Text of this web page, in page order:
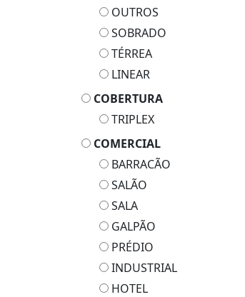
OUTROS
SOBRADO
TÉRREA
LINEAR
COBERTURA
TRIPLEX
COMERCIAL
BARRACÃO
SALÃO
SALA
GALPÃO
PRÉDIO
INDUSTRIAL
HOTEL